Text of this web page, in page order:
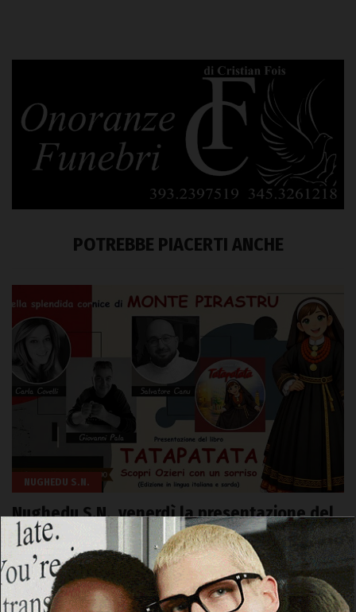
POTREBBE PIACERTI ANCHE
NUGHEDU S.N.
Nughedu S.N., venerdì la presentazione del
libro “Tapatata – Scopri Ozieri con un
sorriso”
23 Luglio 2026, 09:37